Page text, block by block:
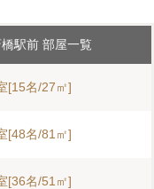
駅前 部屋一覧
[15名/27㎡]
[48名/81㎡]
[36名/51㎡]